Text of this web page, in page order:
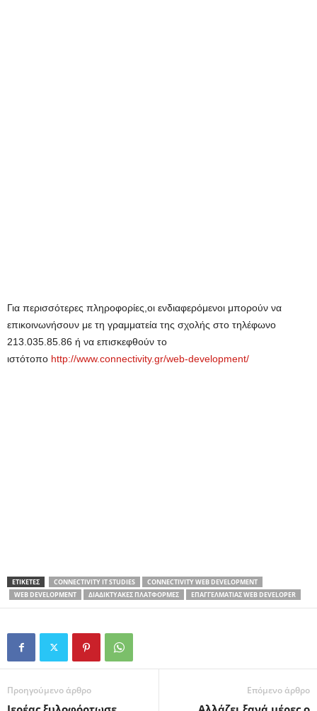
Για περισσότερες πληροφορίες,οι ενδιαφερόμενοι μπορούν να
επικοινωνήσουν με τη γραμματεία της σχολής στο τηλέφωνο
213.035.85.86 ή να επισκεφθούν το
ιστότοπο http://www.connectivity.gr/web-development/
ΕΤΙΚΕΤΕΣ CONNECTIVITY IT STUDIES
CONNECTIVITY WEB DEVELOPMENT
WEB DEVELOPMENT
ΔΙΑΔΙΚΤΥΑΚΈΣ ΠΛΑΤΦΌΡΜΕΣ ΕΠΑΓΓΕΛΜΑΤΊΑΣ WEB DEVELOPER
Προηγούμενο άρθρο Επόμενο άρθρο